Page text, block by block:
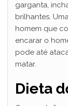
garganta,
brilhantes.
homem que
encarar o
pode até
matar.
Dieta